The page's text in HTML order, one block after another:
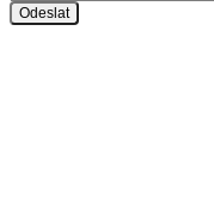
Odeslat